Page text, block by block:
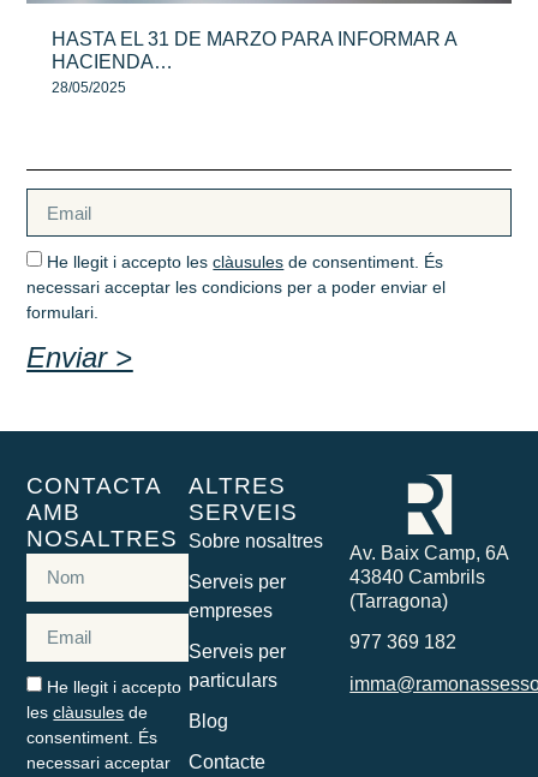
HASTA EL 31 DE MARZO PARA INFORMAR A
HACIENDA…
28/05/2025
He llegit i accepto lesclàusules de consentiment. És
necessari acceptar les condicions per a poder enviar el
formulari.
Enviar >
Av. Baix Camp, 6A
43840 Cambrils
(Tarragona)
977 369 182
ALTRES
SERVEIS
Sobre nosaltres
Serveis per
empreses
Serveis per
particulars
Blog
Contacte
CONTACTA
AMB
NOSALTRES
He llegit i accepto
lesclàusules de
consentiment. És
necessari acceptar